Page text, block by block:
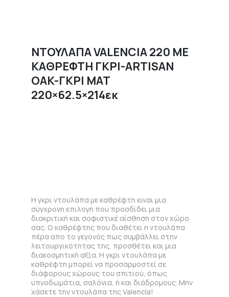
ΝΤΟΥΛΑΠΑ VALENCIA 220 ΜΕ
ΚΑΘΡΕΦΤΗ ΓΚΡΙ-ARTISAN
OAK-ΓΚΡΙ ΜΑΤ
220×62.5×214εκ
Η γκρι ντουλάπα με καθρέφτη ειναι μια
σύγχρονη επιλογή που προσδίδει μια
διακριτική και σοφιστικέ αίσθηση στον χώρο
σας. Ο καθρέφτης που διαθέτει η ντουλάπα
πέρα απο το γεγονός πως συμβάλλει στην
λειτουργικότητας της, προσθέτει και μια
διακοσμητική αξία. Η γκρι ντουλάπα με
καθρέφτη μπορεί να προσαρμοστεί σε
διάφορους χώρους του σπιτιού, όπως
υπνοδωμάτια, σαλόνια, ή και διάδρομους. Μην
χάσετε την ντουλάπα της Valencia!